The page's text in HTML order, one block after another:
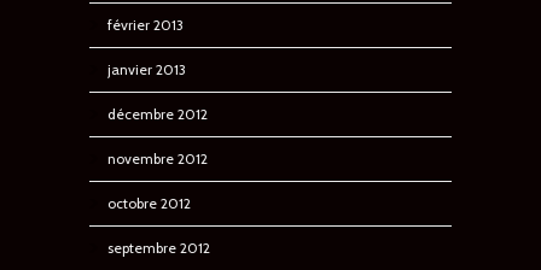
février 2013
janvier 2013
décembre 2012
novembre 2012
octobre 2012
septembre 2012